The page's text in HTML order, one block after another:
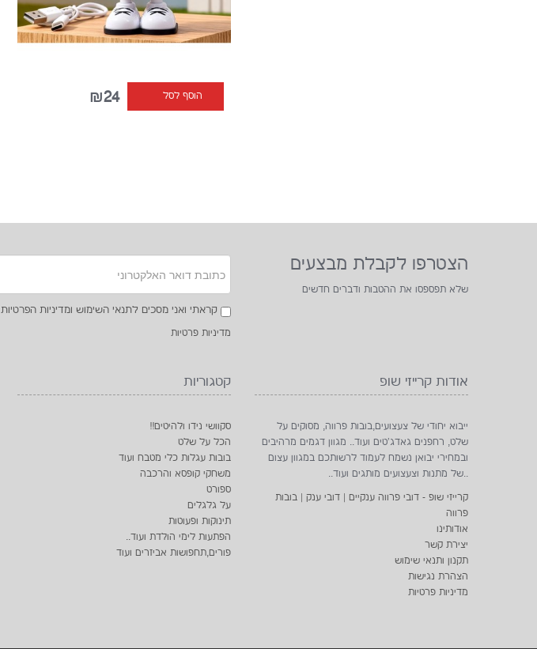
הוסף לסל ₪24
הצטרפו לקבלת מבצעים
שלא תפספסו את ההטבות ודברים חדשים
קראתי ואני מסכים לתנאי השימוש ומדיניות הפרטיות
מדיניות פרטיות
אודות קרייזי שופ
ייבוא יחודי של צעצועים,בובות פרווה, מסוקים על
שלט, רחפנים גאדג'טים ועוד.. מגוון דגמים מרהיבים
ובמחירי יבואן נשמח לעמוד לרשותכם במגוון עצום
..של מתנות וצעצועים מותגים ועוד..
קרייזי שופ - דובי פרווה ענקיים | דובי ענק | בובות
פרווה
אודותינו
יצירת קשר
תקנון ותנאי שימוש
הצהרת נגישות
מדיניות פרטיות
קטגוריות
סקוושי נידו ולהיטים!!
הכל על שלט
בובות עגלות כלי מטבח ועוד
משחקי קופסא והרכבה
ספורט
על גלגלים
תינוקות ופעוטות
הפתעות לימי הולדת ועוד..
פורים,תחפושות אביזרים ועוד